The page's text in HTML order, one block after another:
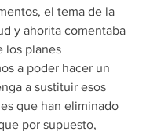
el tema de la
y ahorita comentaba
los planes
a poder hacer un
a sustituir esos
que han eliminado
por supuesto,